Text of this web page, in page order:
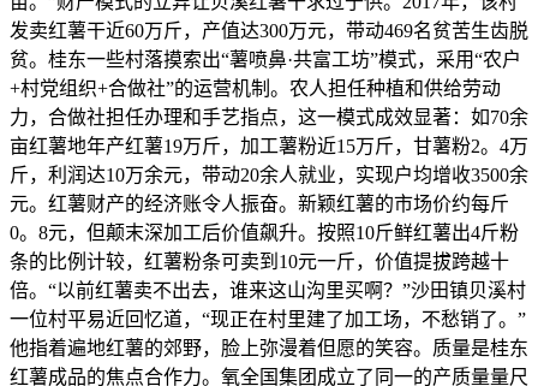
发卖红薯干近60万斤，产值达300万元，带动469名贫苦生齿脱
贫。桂东一些村落摸索出“薯喷鼻·共富工坊”模式，采用“农户
+村党组织+合做社”的运营机制。农人担任种植和供给劳动
力，合做社担任办理和手艺指点，这一模式成效显著：如70余
亩红薯地年产红薯19万斤，加工薯粉近15万斤，甘薯粉2。4万
斤，利润达10万余元，带动20余人就业，实现户均增收3500余
元。红薯财产的经济账令人振奋。新颖红薯的市场价约每斤
0。8元，但颠末深加工后价值飙升。按照10斤鲜红薯出4斤粉
条的比例计较，红薯粉条可卖到10元一斤，价值提拔跨越十
倍。“以前红薯卖不出去，谁来这山沟里买啊？”沙田镇贝溪村
一位村平易近回忆道，“现正在村里建了加工场，不愁销了。”
他指着遍地红薯的郊野，脸上弥漫着但愿的笑容。质量是桂东
红薯成品的焦点合作力。氧全国集团成立了同一的产质量量尺